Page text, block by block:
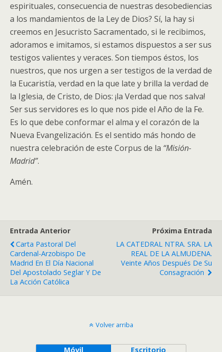
espirituales, consecuencia de nuestras desobediencias
a los mandamientos de la Ley de Dios? Sí, la hay si
creemos en Jesucristo Sacramentado, si le recibimos,
adoramos e imitamos, si estamos dispuestos a ser sus
testigos valientes y veraces. Son tiempos éstos, los
nuestros, que nos urgen a ser testigos de la verdad de
la Eucaristía, verdad en la que late y brilla la verdad de
la Iglesia, de Cristo, de Dios: ¡la Verdad que nos salva!
Ser sus servidores es lo que nos pide el Año de la Fe.
Es lo que debe conformar el alma y el corazón de la
Nueva Evangelización. Es el sentido más hondo de
nuestra celebración de este Corpus de la “Misión-
Madrid”.
Amén.
Entrada Anterior
Carta Pastoral Del
Cardenal-Arzobispo De
Madrid En El Día Nacional
Del Apostolado Seglar Y De
La Acción Católica
Próxima Entrada
LA CATEDRAL NTRA. SRA. LA
REAL DE LA ALMUDENA.
Veinte Años Después De Su
Consagración
Volver arriba
Móvil Escritorio